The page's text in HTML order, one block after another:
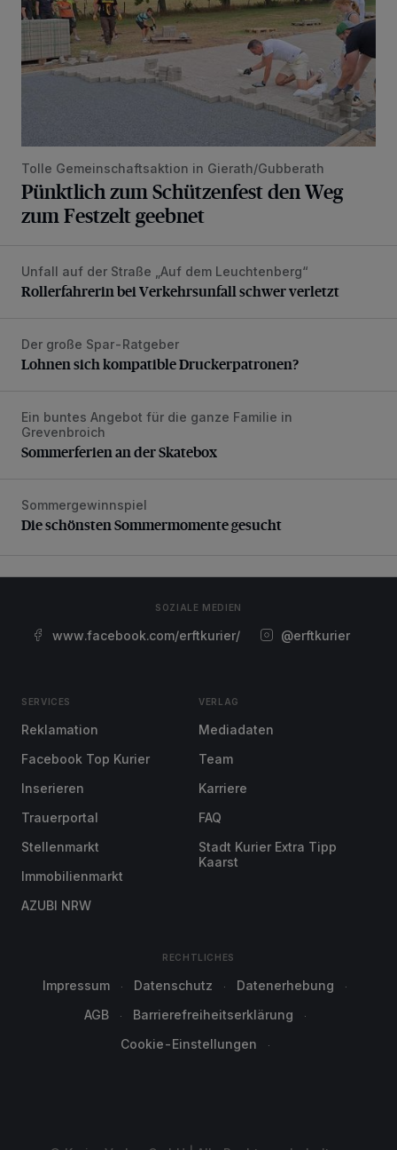
Tolle Gemeinschaftsaktion in Gierath/Gubberath
Pünktlich zum Schützenfest den Weg
zum Festzelt geebnet
Rollerfahrerin bei Verkehrsunfall schwer verletzt
Unfall auf der Straße „Auf dem Leuchtenberg“
Rollerfahrerin bei Verkehrsunfall schwer verletzt
Lohnen sich kompatible Druckerpatronen?
Der große Spar-Ratgeber
Lohnen sich kompatible Druckerpatronen?
Sommerferien an der Skatebox
Ein buntes Angebot für die ganze Familie in
Grevenbroich
Sommerferien an der Skatebox
Die schönsten Sommermomente gesucht
Sommergewinnspiel
Die schönsten Sommermomente gesucht
SOZIALE MEDIEN
www.facebook.com/erftkurier/ @erftkurier
SERVICES
Reklamation
Facebook Top Kurier
Inserieren
Trauerportal
Stellenmarkt
Immobilienmarkt
AZUBI NRW
VERLAG
Mediadaten
Team
Karriere
FAQ
Stadt Kurier Extra Tipp
Kaarst
RECHTLICHES
Impressum Datenschutz
Datenerhebung
AGB
Barrierefreiheitserklärung
Cookie-Einstellungen